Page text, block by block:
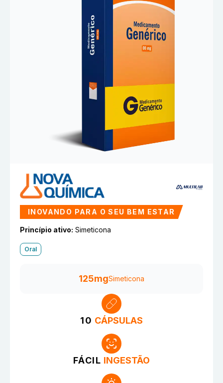
INOVANDO PARA O SEU BEM ESTAR
Princípio ativo: Simeticona
Oral
125mgSimeticona
10 CÁPSULAS
FÁCIL INGESTÃO